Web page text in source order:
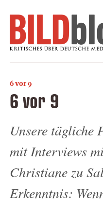
6 vor 9
6 vor 9
Unsere tägliche
mit Interviews
Christiane zu
Erkenntnis: